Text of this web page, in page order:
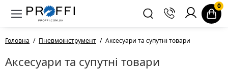
0
Головна Пневмоінструмент Аксесуари та супутні товари
Аксесуари та супутні товари